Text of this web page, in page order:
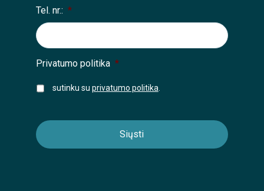
Tel. nr.: *
Privatumo politika *
sutinku su privatumo politika